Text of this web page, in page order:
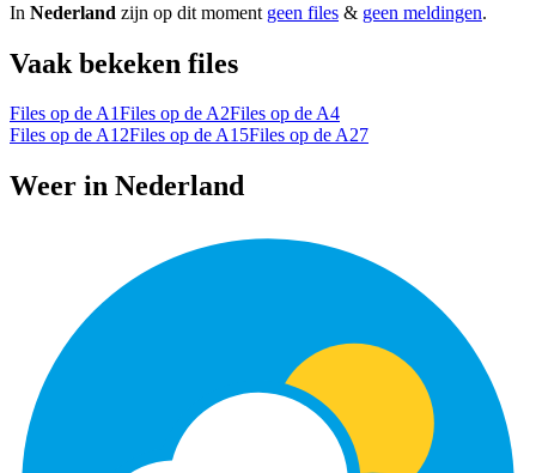
In Nederland zijn op dit moment geen files & geen meldingen.
Vaak bekeken files
Files op de A1Files op de A2Files op de A4
Files op de A12Files op de A15Files op de A27
Weer in Nederland